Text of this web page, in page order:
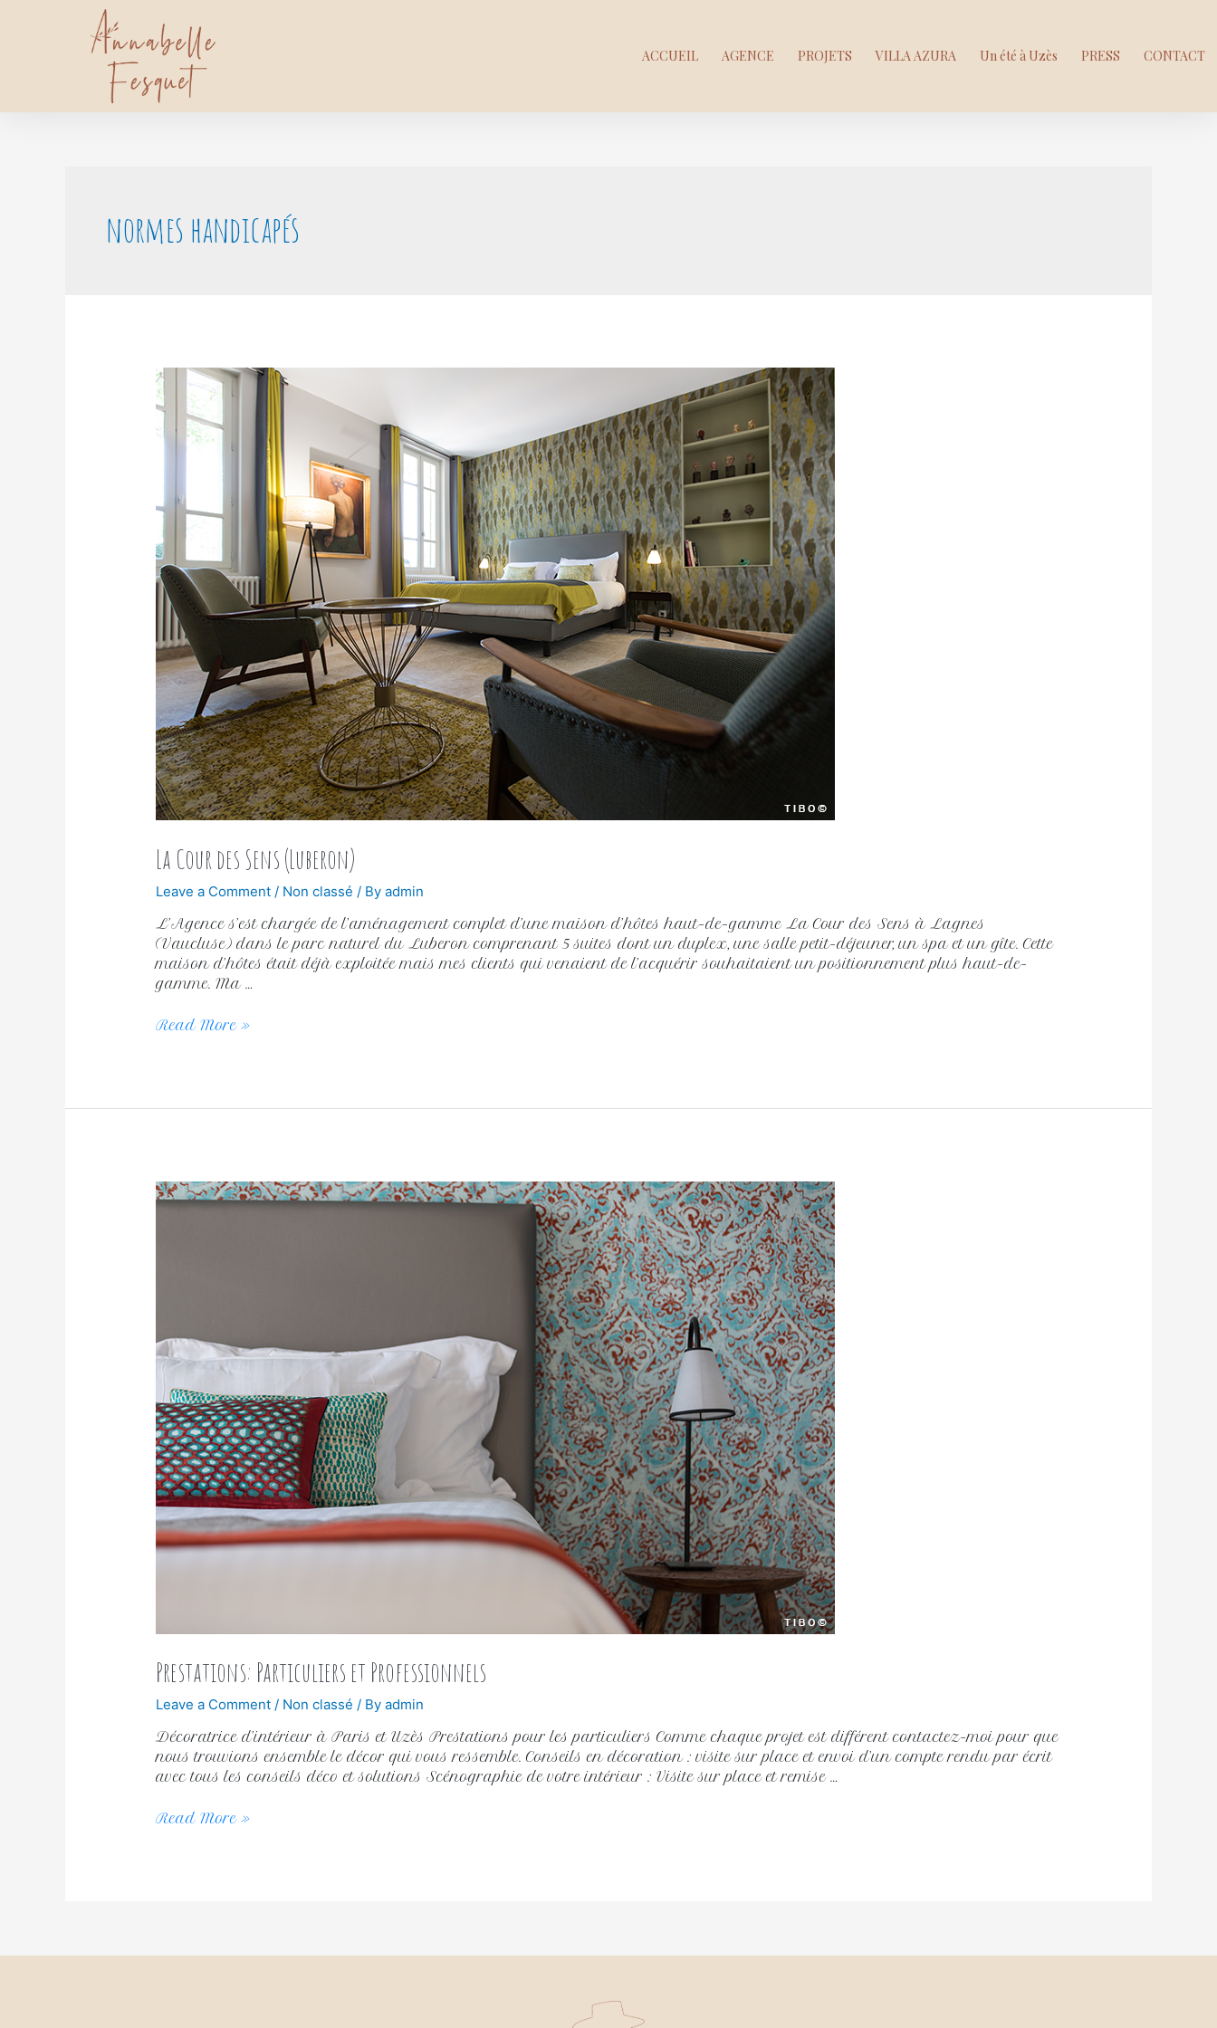
ACCUEIL AGENCE PROJETS VILLA AZURA Un été à Uzès PRESS CONTACT
normes handicapés
La Cour des Sens (Luberon)
Leave a Comment / Non classé / Byadmin
L’Agence s’est chargée de l’aménagement complet d’une maison d’hôtes haut-de-gamme La Cour des Sens à Lagnes
(Vaucluse) dans le parc naturel du Luberon comprenant 5 suites dont un duplex, une salle petit-déjeuner, un spa et un gîte. Cette
maison d’hôtes était déjà exploitée mais mes clients qui venaient de l’acquérir souhaitaient un positionnement plus haut-de-
gamme. Ma …
Read More »
Prestations: Particuliers et Professionnels
Leave a Comment / Non classé / Byadmin
Décoratrice d’intérieur à Paris et Uzès Prestations pour les particuliers Comme chaque projet est différent contactez-moi pour que
nous trouvions ensemble le décor qui vous ressemble. Conseils en décoration : visite sur place et envoi d’un compte rendu par écrit
avec tous les conseils déco et solutions Scénographie de votre intérieur : Visite sur place et remise …
Read More »